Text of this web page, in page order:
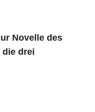
Novelle des
die drei